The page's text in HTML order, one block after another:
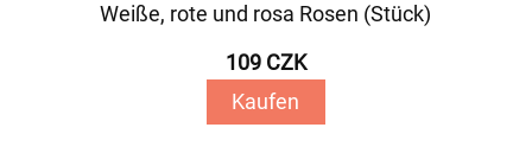
Weiße, rote und rosa Rosen (Stück)
109 CZK
Kaufen